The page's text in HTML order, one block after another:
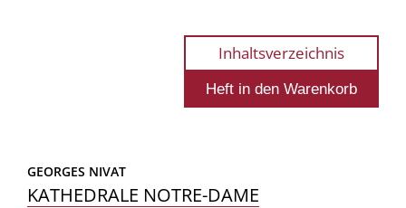
Inhaltsverzeichnis
GEORGES NIVAT
KATHEDRALE NOTRE-DAME